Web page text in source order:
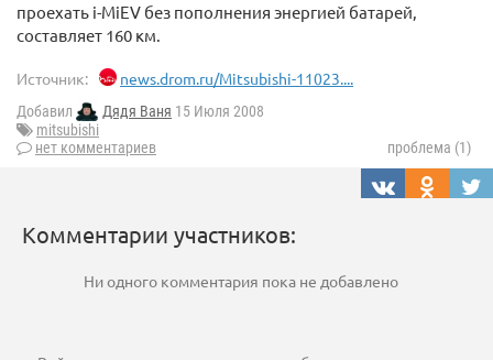
проехать i-MiEV без пополнения энергией батарей,
составляет 160 км.
Источник: news.drom.ru/Mitsubishi-11023....
Добавил Дядя Ваня 15 Июля 2008
mitsubishi
нет комментариев
проблема (1)
Комментарии участников:
Ни одного комментария пока не добавлено